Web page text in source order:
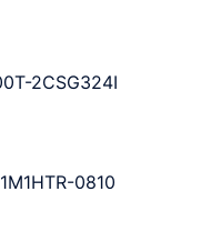
2CSG324I
0810